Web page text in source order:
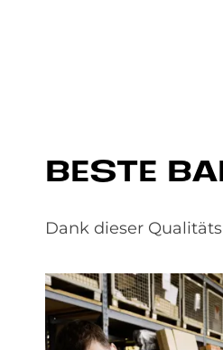
BE­STE
Dank dieser